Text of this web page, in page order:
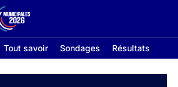
Tout savoir Sondages Résultats